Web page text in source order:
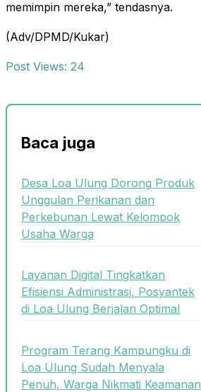
memimpin mereka,” tendasnya.
(Adv/DPMD/Kukar)
Post Views: 24
Baca juga
Desa Loa Ulung Dorong Produk
Unggulan Perikanan dan
Perkebunan Lewat Kelompok
Usaha Warga
Layanan Digital Tingkatkan
Efisiensi Administrasi, Posyantek
di Loa Ulung Berjalan Optimal
Program Terang Kampungku di
Loa Ulung Sudah Menyala
Penuh, Warga Nikmati Keamanan